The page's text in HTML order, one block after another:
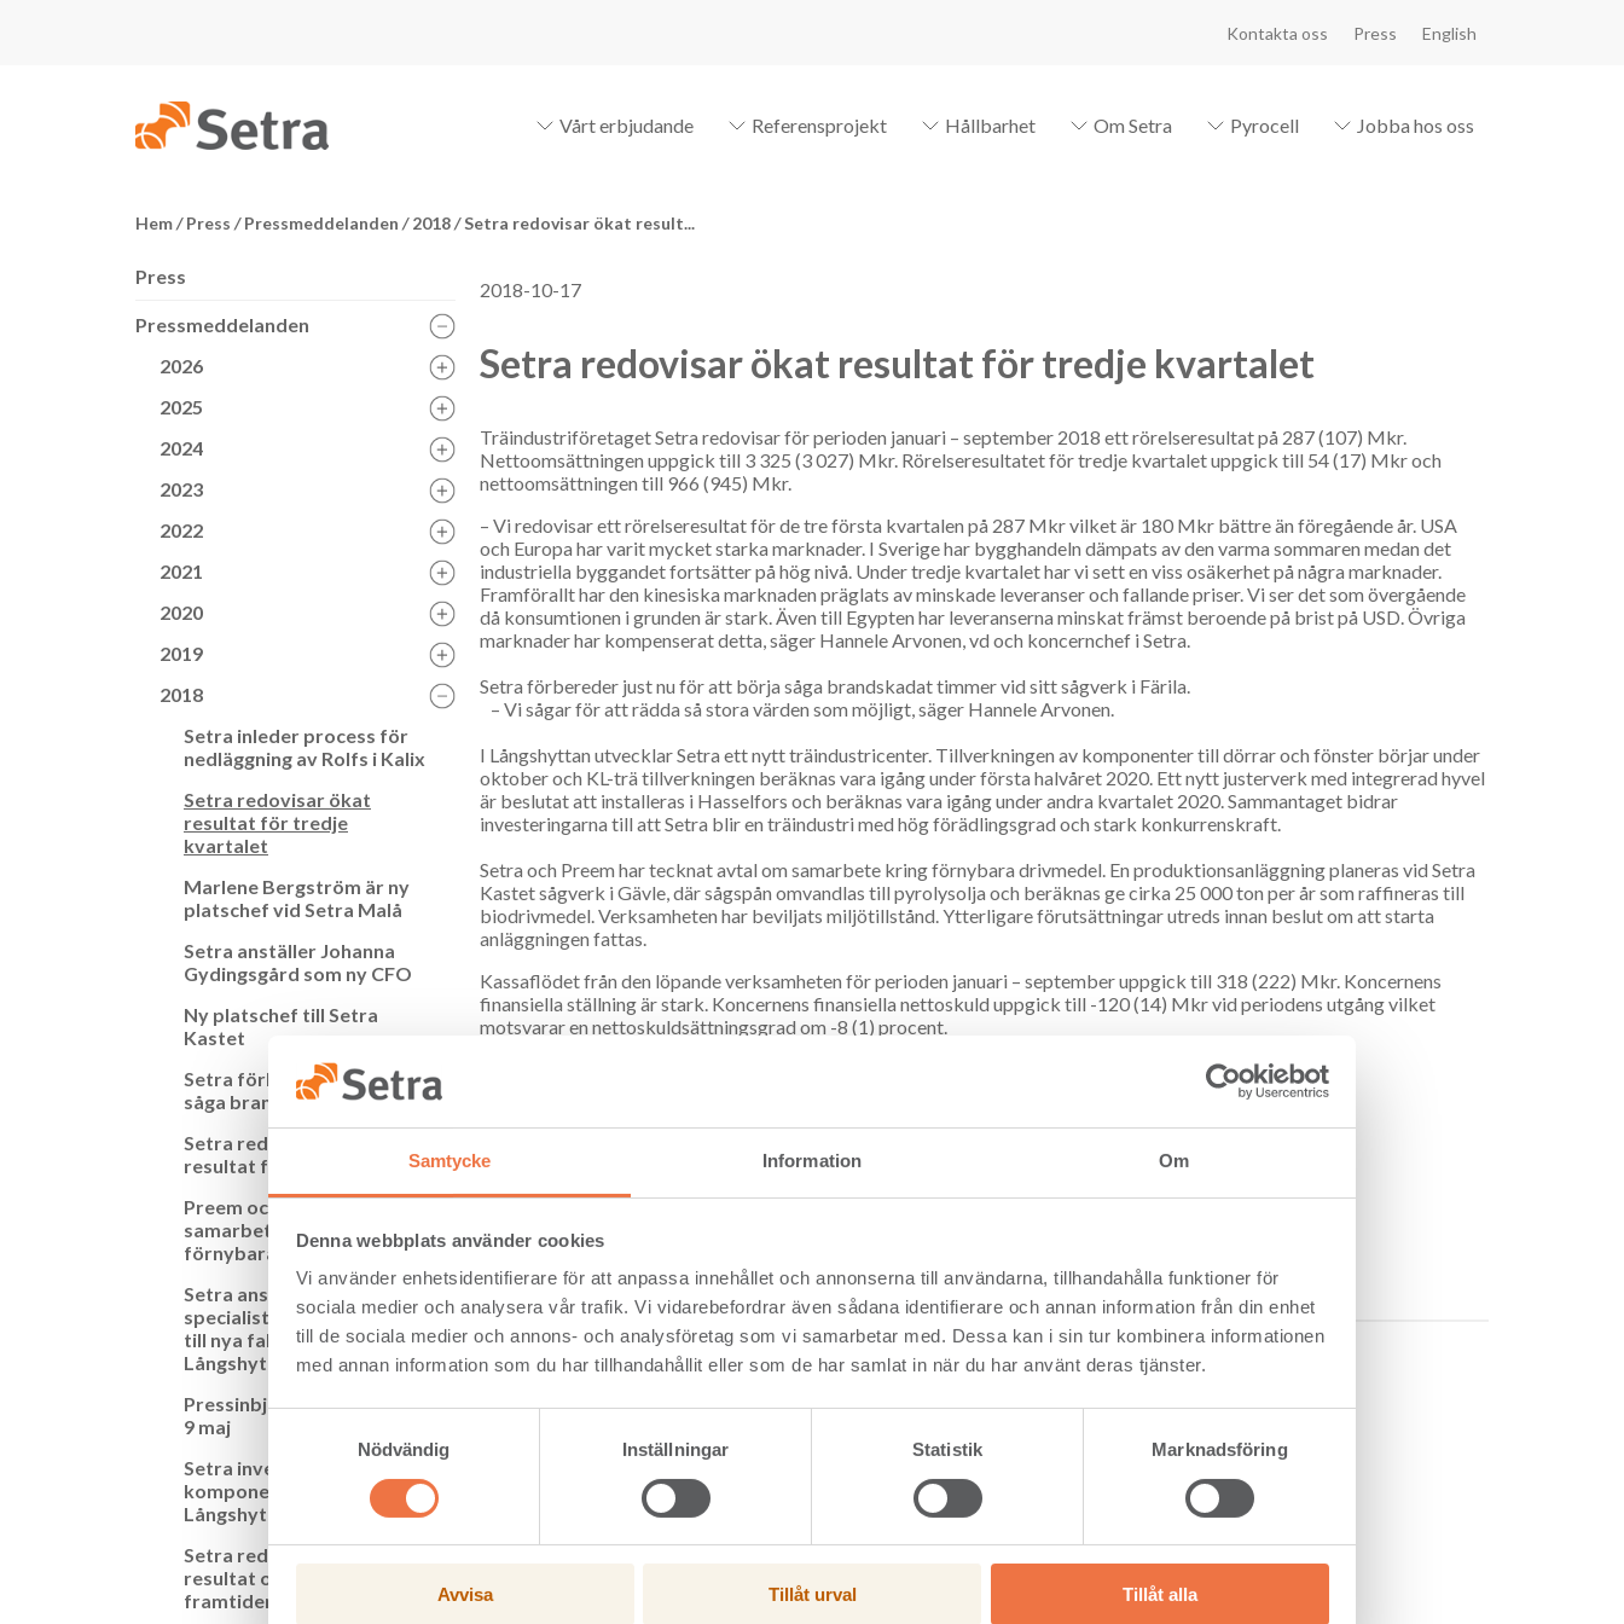
Samtycke Information Om
Denna webbplats använder cookies
Vi använder enhetsidentifierare för att anpassa innehållet och annonserna till användarna, tillhandahålla funktioner för
sociala medier och analysera vår trafik. Vi vidarebefordrar även sådana identifierare och annan information från din enhet
till de sociala medier och annons- och analysföretag som vi samarbetar med. Dessa kan i sin tur kombinera informationen
med annan information som du har tillhandahållit eller som de har samlat in när du har använt deras tjänster.
Nödvändig
Inställningar Statistik Marknadsföring
Avvisa Tillåt urval Tillåt alla
Kontakta oss Press English
Vårt erbjudande Referensprojekt Hållbarhet Om Setra Pyrocell Jobba hos oss
Hem/ Press / Pressmeddelanden / 2018/Setra redovisar ökat result...
Press
Pressmeddelanden
2026
2025
2024
2023
2022
2021
2020
2019
2018
Setra inleder process för
nedläggning av Rolfs i Kalix
Setra redovisar ökat
resultat för tredje
kvartalet
Marlene Bergström är ny
platschef vid Setra Malå
Setra anställer Johanna
Gydingsgård som ny CFO
Ny platschef till Setra
Kastet
Setra förbereder för att
såga brandtimret
Setra redovisar ökat
resultat för första halvåret
Preem och Setra
samarbetar kring
förnybara drivmedel
Setra anställer KL-trä
specialisten Anna-Lena Gull
till nya fabriken i
Långshyttan
Pressinbjudan onsdag den
9 maj
Setra investerar i
komponentfabrik i
Långshyttan
Setra redovisar ökat
resultat och investerar för
framtiden
2018-10-17
Setra redovisar ökat resultat för tredje kvartalet
Träindustriföretaget Setra redovisar för perioden januari – september 2018 ett rörelseresultat på 287 (107) Mkr.
Nettoomsättningen uppgick till 3 325 (3 027) Mkr. Rörelseresultatet för tredje kvartalet uppgick till 54 (17) Mkr och
nettoomsättningen till 966 (945) Mkr.
– Vi redovisar ett rörelseresultat för de tre första kvartalen på 287 Mkr vilket är 180 Mkr bättre än föregående år. USA
och Europa har varit mycket starka marknader. I Sverige har bygghandeln dämpats av den varma sommaren medan det
industriella byggandet fortsätter på hög nivå. Under tredje kvartalet har vi sett en viss osäkerhet på några marknader.
Framförallt har den kinesiska marknaden präglats av minskade leveranser och fallande priser. Vi ser det som övergående
då konsumtionen i grunden är stark. Även till Egypten har leveranserna minskat främst beroende på brist på USD. Övriga
marknader har kompenserat detta, säger Hannele Arvonen, vd och koncernchef i Setra.
Setra förbereder just nu för att börja såga brandskadat timmer vid sitt sågverk i Färila.
– Vi sågar för att rädda så stora värden som möjligt, säger Hannele Arvonen.
I Långshyttan utvecklar Setra ett nytt träindustricenter. Tillverkningen av komponenter till dörrar och fönster börjar under
oktober och KL-trä tillverkningen beräknas vara igång under första halvåret 2020. Ett nytt justerverk med integrerad hyvel
är beslutat att installeras i Hasselfors och beräknas vara igång under andra kvartalet 2020. Sammantaget bidrar
investeringarna till att Setra blir en träindustri med hög förädlingsgrad och stark konkurrenskraft.
Setra och Preem har tecknat avtal om samarbete kring förnybara drivmedel. En produktionsanläggning planeras vid Setra
Kastet sågverk i Gävle, där sågspån omvandlas till pyrolysolja och beräknas ge cirka 25 000 ton per år som raffineras till
biodrivmedel. Verksamheten har beviljats miljötillstånd. Ytterligare förutsättningar utreds innan beslut om att starta
anläggningen fattas.
Kassaflödet från den löpande verksamheten för perioden januari – september uppgick till 318 (222) Mkr. Koncernens
finansiella ställning är stark. Koncernens finansiella nettoskuld uppgick till -120 (14) Mkr vid periodens utgång vilket
motsvarar en nettoskuldsättningsgrad om -8 (1) procent.
Nettoomsättning, Mkr
966 945 3 325
3 027
Rörelseresultat, Mkr
54
107
Avkastning på operativt kapital, %, 12 mån
Kassaflöde från löpande verksamhet, Mkr
126 318 222